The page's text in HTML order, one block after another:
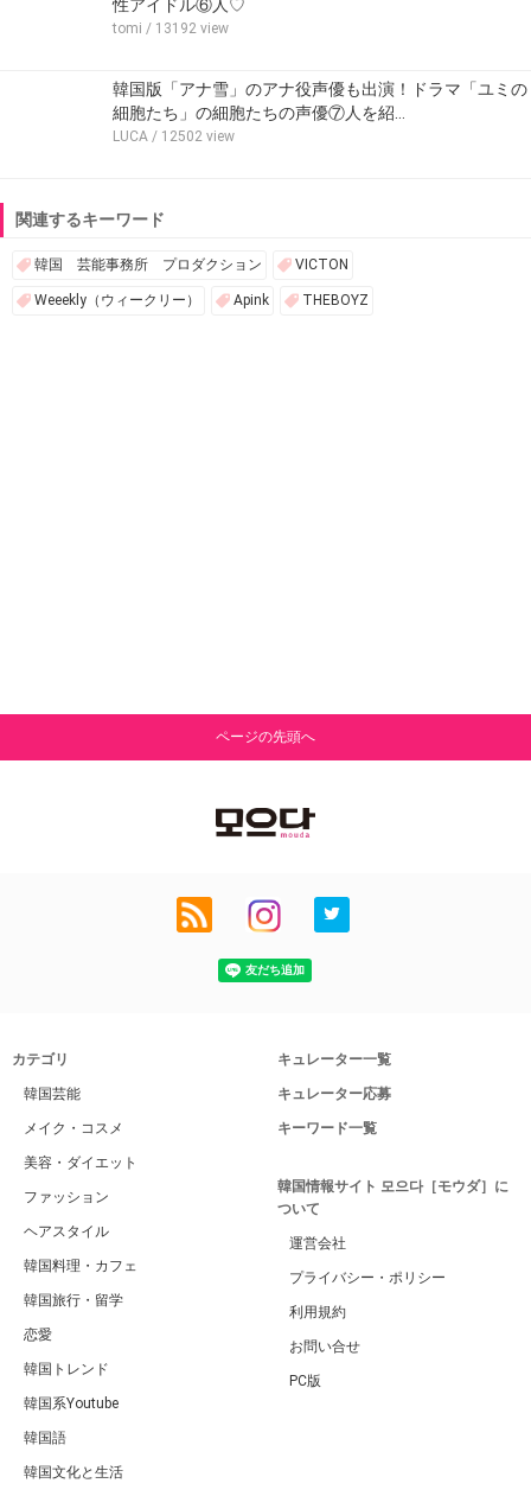
性アイドル⑥人♡
tomi / 13192 view
韓国版「アナ雪」のアナ役声優も出演！ドラマ「ユミの
細胞たち」の細胞たちの声優⑦人を紹…
LUCA / 12502 view
関連するキーワード
韓国 芸能事務所 プロダクション VICTON
Weeekly（ウィークリー） Apink THEBOYZ
ページの先頭へ
カテゴリ
韓国芸能
メイク・コスメ
美容・ダイエット
ファッション
ヘアスタイル
韓国料理・カフェ
韓国旅行・留学
恋愛
韓国トレンド
韓国系Youtube
韓国語
韓国文化と生活
キュレーター一覧
キュレーター応募
キーワード一覧
韓国情報サイト 모으다［モウダ］に
ついて
運営会社
プライバシー・ポリシー
利用規約
お問い合せ
PC版